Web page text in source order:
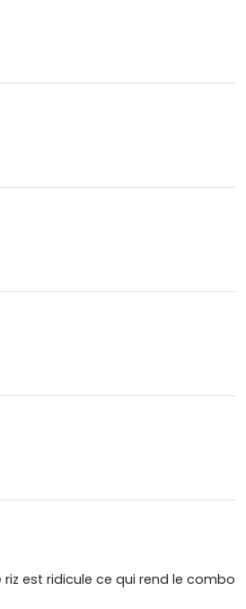
est ridicule ce qui rend le combo